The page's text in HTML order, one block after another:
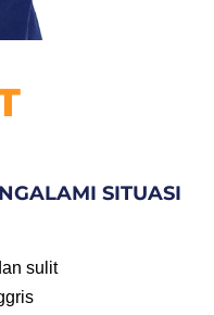
SITUASI
sulit